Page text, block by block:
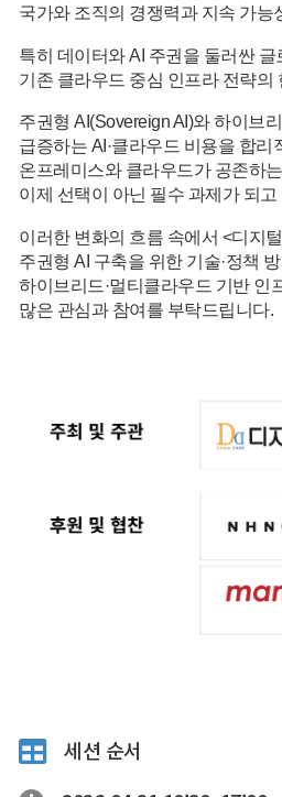
국가와 조직의 경쟁력과 지속 가
특히 데이터와 AI 주권을 둘러싼
기존 클라우드 중심 인프라 전략의
주권형 AI(Sovereign AI)와 하이브
급증하는 AI·클라우드 비용을 합
온프레미스와 클라우드가 공존하
이제 선택이 아닌 필수 과제가 되고
이러한 변화의 흐름 속에서 <디지
주권형 AI 구축을 위한 기술·정책
하이브리드·멀티클라우드 기반 인
많은 관심과 참여를 부탁드립니다.
세션 순서